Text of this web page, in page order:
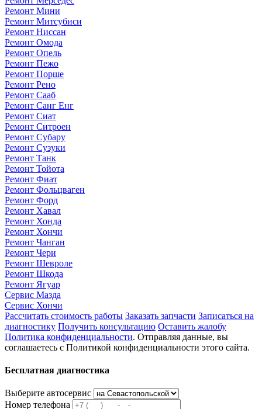
Ремонт Мини
Ремонт Митсубиси
Ремонт Ниссан
Ремонт Омода
Ремонт Опель
Ремонт Пежо
Ремонт Порше
Ремонт Рено
Ремонт Сааб
Ремонт Санг Енг
Ремонт Сиат
Ремонт Ситроен
Ремонт Субару
Ремонт Сузуки
Ремонт Танк
Ремонт Тойота
Ремонт Фиат
Ремонт Фольцваген
Ремонт Форд
Ремонт Хавал
Ремонт Хонда
Ремонт Хончи
Ремонт Чанган
Ремонт Чери
Ремонт Шевроле
Ремонт Шкода
Ремонт Ягуар
Сервис Мазда
Сервис Хончи
Рассчитать стоимость работы Заказать запчасти Записаться на
диагностику Получить консультацию Оставить жалобу
Политика конфиденциальности. Отправляя данные, вы
соглашаетесь с Политикой конфиденциальности этого сайта.
Бесплатная диагностика
Выберите автосервис
Номер телефона